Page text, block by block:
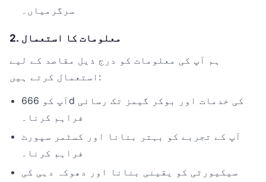
سرگرمیاں۔
2. معلومات کا استعمال
ہم آپ کی معلومات کو درج ذیل مقاصد کے لیے
استعمال کرتے ہیں:
آپ کو 666d کی خدمات اور بوکر گیمز تک رسائی
فراہم کرنا۔
آپ کے تجربے کو بہتر بنانا اور کسٹمر سپورٹ
فراہم کرنا۔
سیکیورٹی کو یقینی بنانا اور دھوکہ دہی کی